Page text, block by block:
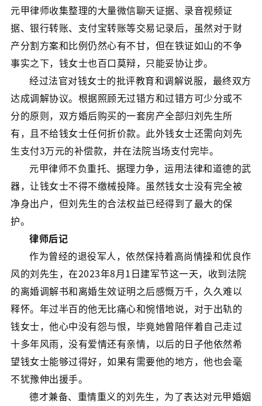
元甲律师收集整理的大量微信聊天证据、录音视频证
据、银行转账、支付宝转账等交易记录后，虽然对于财
产分割方案和比例仍然心有不甘，但在铁证如山的不争
事实之下，钱女士也百口莫辩，只能妥协让步。
经过法官对钱女士的批评教育和调解说服，最终双方
达成调解协议。根据照顾无过错方和过错方可少分或不
分的原则，双方婚后购买的一套房产全部归刘先生所
有，且不给钱女士任何折价款。此外钱女士还需向刘先
生支付3万元的补偿款，并在法院当场支付完毕。
元甲律师不负重托、据理力争，运用法律和道德的武
器，让钱女士不得不缴械投降。虽然钱女士没有完全被
净身出户，但刘先生的合法权益已经得到了最大的保
护。
律师后记
作为曾经的退役军人，依然保持着高尚情操和优良作
风的刘先生，在2023年8月1日建军节这一天，收到法院
的离婚调解书和离婚生效证明之后感慨万千，久久难以
释怀。年过半百的他无比痛心和惋惜地说，对于出轨的
钱女士，他心中没有怨与恨，毕竟她曾陪伴着自己走过
十多年风雨，没有爱情还有亲情，以后的日子他依然希
望钱女士能够过得好，如果有需要他的地方，他也会毫
不犹豫伸出援手。
德才兼备、重情重义的刘先生，为了表达对元甲婚姻